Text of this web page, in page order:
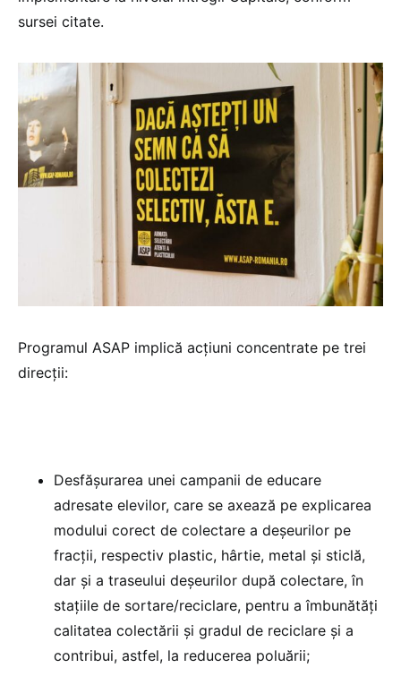
sursei citate.
Programul ASAP implică acțiuni concentrate pe trei
direcții:
Desfășurarea unei campanii de educare
adresate elevilor, care se axează pe explicarea
modului corect de colectare a deșeurilor pe
fracții, respectiv plastic, hârtie, metal și sticlă,
dar și a traseului deșeurilor după colectare, în
stațiile de sortare/reciclare, pentru a îmbunătăți
calitatea colectării și gradul de reciclare și a
contribui, astfel, la reducerea poluării;